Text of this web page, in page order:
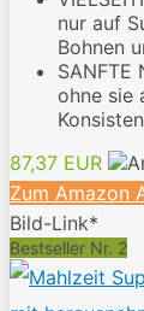
nur auf
Bohnen
SANFTE
ohne sie
87,37 EUR
Zum Amazon
Bild-Link*
Bestseller Nr. 2